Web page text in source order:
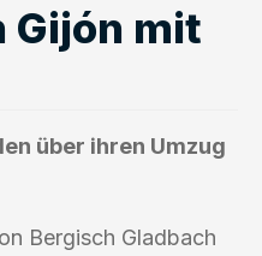
Gijón mit
über ihren Umzug
Bergisch Gladbach